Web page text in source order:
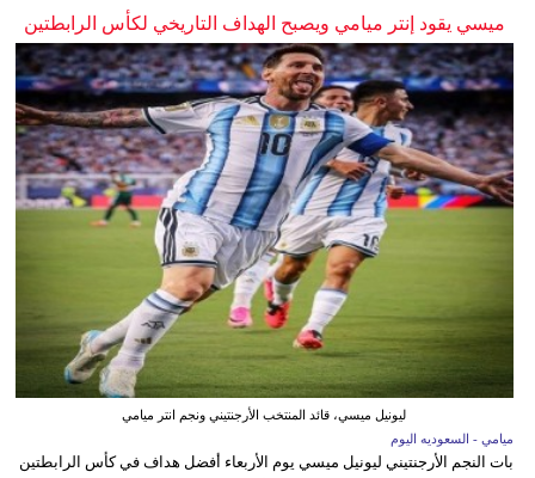
ميسي يقود إنتر ميامي ويصبح الهداف التاريخي لكأس الرابطتين
ليونيل ميسي، قائد المنتخب الأرجنتيني ونجم انتر ميامي
ميامي - السعوديه اليوم
بات النجم الأرجنتيني ليونيل ميسي يوم الأربعاء أفضل هداف في كأس الرابطتين